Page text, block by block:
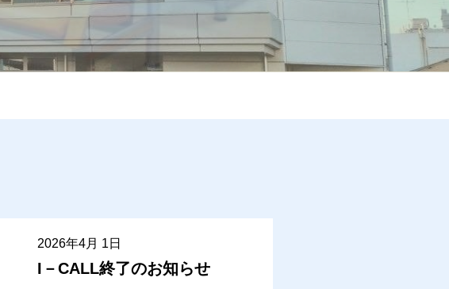
2026年4月 1日
I－CALL終了のお知らせ